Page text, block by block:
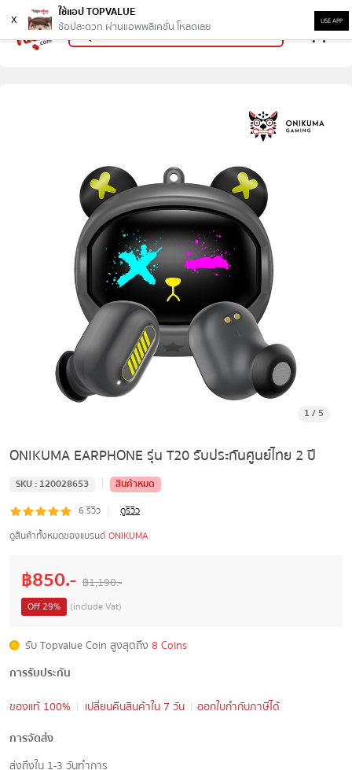
x
ใช้แอป TOPVALUE
ช้อปสะดวก ผ่านแอพพลิเคชั่น โหลดเลย
USE APP
1 /5
ONIKUMA EARPHONE รุ่น T20 รับประกันศูนย์ไทย 2 ปี
SKU : 120028653 |
สินค้าหมด
6 รีวิว |
ดูรีวิว
ดูสินค้าทั้งหมดของแบรนด์ ONIKUMA
฿850.- ฿1,190.-
Off29% (include Vat)
รับ Topvalue Coin สูงสุดถึง 8 Coins
การรับประกัน
ของแท้ 100%
เปลี่ยนคืนสินค้าใน 7 วัน
ออกใบกำกับภาษีได้
การจัดส่ง
ส่งถึงใน 1-3 วันทำการ